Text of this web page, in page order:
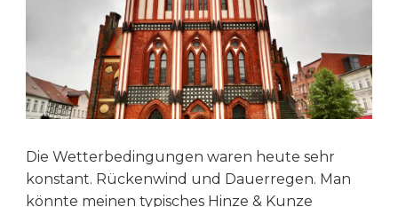
Die Wetterbedingungen waren heute sehr
konstant. Rückenwind und Dauerregen. Man
könnte meinen typisches Hinze & Kunze